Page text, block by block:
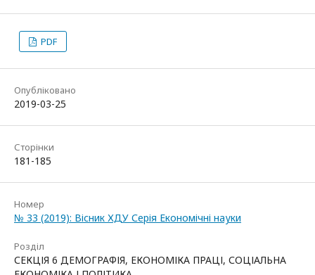
PDF
Опубліковано
2019-03-25
Сторінки
181-185
Номер
№ 33 (2019): Вісник ХДУ Серія Економічні науки
Розділ
СЕКЦІЯ 6 ДЕМОГРАФІЯ, ЕКОНОМІКА ПРАЦІ, СОЦІАЛЬНА